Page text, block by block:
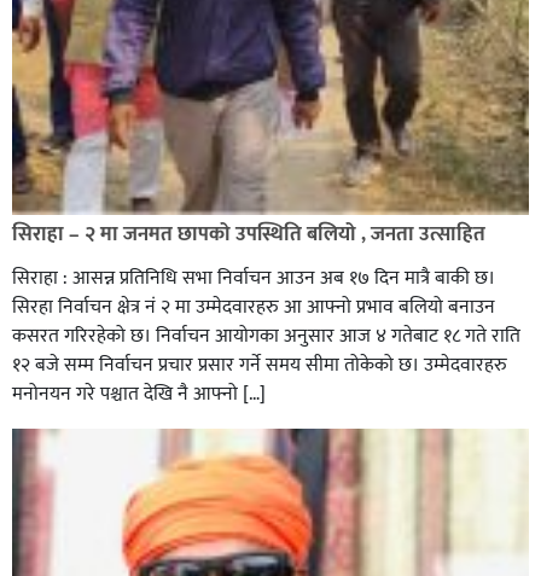
सिराहा – २ मा जनमत छापको उपस्थिति बलियो , जनता उत्साहित
सिराहा : आसन्न प्रतिनिधि सभा निर्वाचन आउन अब १७ दिन मात्रै बाकी छ।
सिरहा निर्वाचन क्षेत्र नं २ मा उम्मेदवारहरु आ आफ्नो प्रभाव बलियो बनाउन
कसरत गरिरहेको छ। निर्वाचन आयोगका अनुसार आज ४ गतेबाट १८ गते राति
१२ बजे सम्म निर्वाचन प्रचार प्रसार गर्ने समय सीमा तोकेको छ। उम्मेदवारहरु
मनोनयन गरे पश्चात देखि नै आफ्नो […]